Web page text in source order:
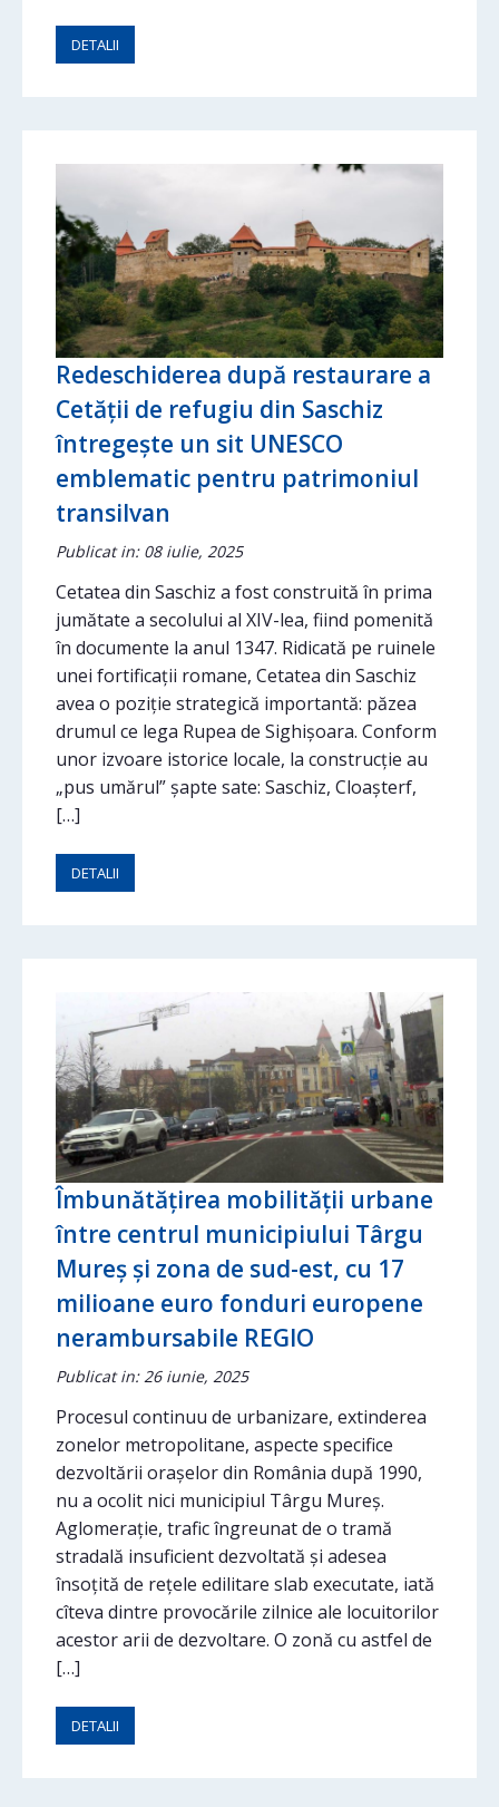
DETALII
Redeschiderea după restaurare a
Cetății de refugiu din Saschiz
întregește un sit UNESCO
emblematic pentru patrimoniul
transilvan
Publicat in: 08 iulie, 2025
Cetatea din Saschiz a fost construită în prima
jumătate a secolului al XIV-lea, fiind pomenită
în documente la anul 1347. Ridicată pe ruinele
unei fortificații romane, Cetatea din Saschiz
avea o poziție strategică importantă: păzea
drumul ce lega Rupea de Sighișoara. Conform
unor izvoare istorice locale, la construcție au
„pus umărul” șapte sate: Saschiz, Cloașterf,
[…]
DETALII
Îmbunătățirea mobilității urbane
între centrul municipiului Târgu
Mureș și zona de sud-est, cu 17
milioane euro fonduri europene
nerambursabile REGIO
Publicat in: 26 iunie, 2025
Procesul continuu de urbanizare, extinderea
zonelor metropolitane, aspecte specifice
dezvoltării orașelor din România după 1990,
nu a ocolit nici municipiul Târgu Mureș.
Aglomerație, trafic îngreunat de o tramă
stradală insuficient dezvoltată și adesea
însoțită de rețele edilitare slab executate, iată
cîteva dintre provocările zilnice ale locuitorilor
acestor arii de dezvoltare. O zonă cu astfel de
[…]
DETALII